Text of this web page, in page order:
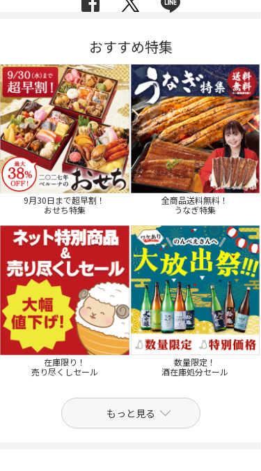
おすすめ特集
9月30日まで超早割！
おせち特集
全商品送料無料！
うなぎ特集
在庫限り！
売り尽くしセール
数量限定！
酒在庫処分セール
もっと見る